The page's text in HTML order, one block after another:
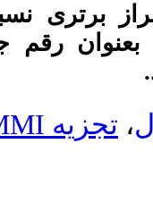
ارقام رایج
برای مناطق
، تجزیه